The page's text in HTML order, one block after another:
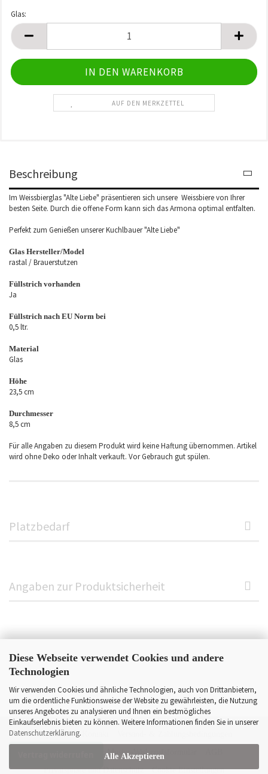
Diese Webseite verwendet Cookies und andere
Technologien
Wir verwenden Cookies und ähnliche Technologien, auch von Drittanbietern,
um die ordentliche Funktionsweise der Website zu gewährleisten, die Nutzung
unseres Angebotes zu analysieren und Ihnen ein bestmögliches
Einkaufserlebnis bieten zu können. Weitere Informationen finden Sie in unserer
Datenschutzerklärung.
Alle Akzeptieren
Glas:
Glas
AUF DEN MERKZETTEL
Beschreibung
Im Weissbierglas "Alte Liebe" präsentieren sich unsere Weissbiere von Ihrer
besten Seite. Durch die offene Form kann sich das Armona optimal entfalten.
Perfekt zum Genießen unserer Kuchlbauer "Alte Liebe"
Glas Hersteller/Model
rastal / Brauerstutzen
Füllstrich vorhanden
Ja
Füllstrich nach EU Norm bei
0,5 ltr.
Material
Glas
Höhe
23,5 cm
Durchmesser
8,5 cm
Für alle Angaben zu diesem Produkt wird keine Haftung übernommen. Artikel
wird ohne Deko oder Inhalt verkauft. Vor Gebrauch gut spülen.
Platzbedarf
Angaben zur Produktsicherheit
Impressum
Widerrufsrecht & Muster-Widerrufsformular
Privatsphäre und Datenschutz
Cookie Einstellungen